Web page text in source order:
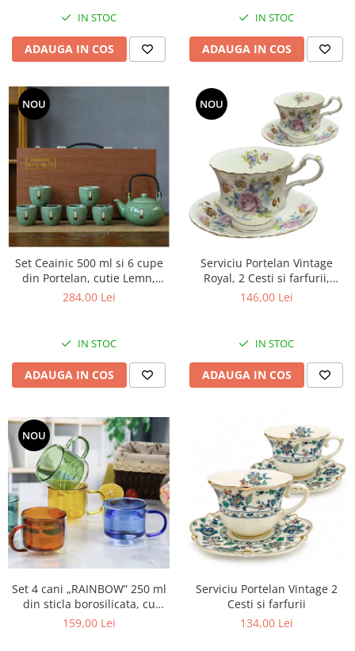
IN STOC
ADAUGA IN COS
IN STOC
ADAUGA IN COS
NOU
Set Ceainic 500 ml si 6 cupe
din Portelan, cutie Lemn,
Verde
284,00 Lei
IN STOC
ADAUGA IN COS
NOU
Serviciu Portelan Vintage
Royal, 2 Cesti si farfurii,
SPRING BOUQUET
146,00 Lei
IN STOC
ADAUGA IN COS
NOU
Set 4 cani „RAINBOW” 250 ml
din sticla borosilicata, cu
perete dublu, multicolor
159,00 Lei
Serviciu Portelan Vintage 2
Cesti si farfurii
134,00 Lei